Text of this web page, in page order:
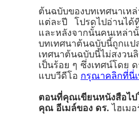
ต้นฉบับของบทเทศนาเห
แต่ละปี โปรดไปอ่านได้
และหลังจากนั้นคนเหล่านั้
บทเทศนาต้นฉบับนี้ถูกแ
เทศนาต้นฉบับนี้ไม่สงว
เป็นร้อย ๆ ซึ่งเทศน์โดย
แบบวีดีโอ กรุณาคลิกที่นี่
ตอนที่คุณเขียนหนังสือไป
คุณ อีเมล์ของ ดร. ไฮเม